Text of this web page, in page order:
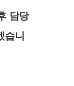
담당
습니